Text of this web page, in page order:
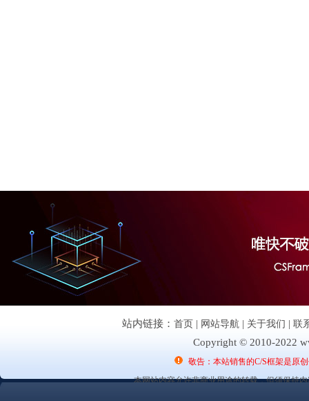
站内链接： 首页 | 网站导航 | 关于我们 | 联
Copyright © 2010-2022
敬告：本站销售的C/S框架是原
本网站内容允许非商业用途的转载，但须保持